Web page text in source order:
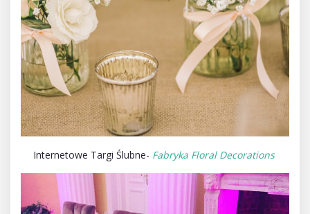
Internetowe Targi Ślubne- Fabryka Floral Decorations